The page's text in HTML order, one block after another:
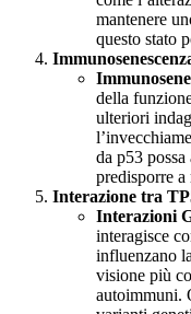
mantenere
questo stato
della
ulteriori
da p53
predisporre
Interazione tra
Interazioni
interagisce
influenzano
visione più
autoimmuni.